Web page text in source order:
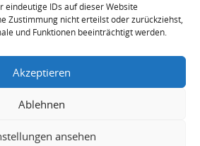
eindeutige IDs auf dieser Website
Zustimmung nicht erteilst oder zurückziehst,
und Funktionen beeinträchtigt werden.
Akzeptieren
Ablehnen
ansehen